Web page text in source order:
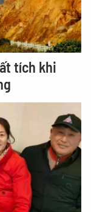
tích khi